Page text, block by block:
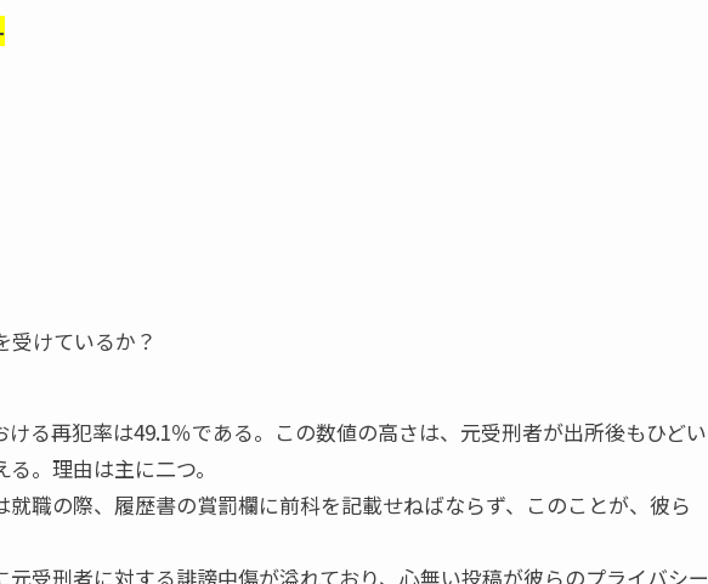
受けているか？
る再犯率は49.1％である。この数値の高さは、元受刑者が出所後もひどい
。理由は主に二つ。
職の際、履歴書の賞罰欄に前科を記載せねばならず、このことが、彼ら
受刑者に対する誹謗中傷が溢れており、心無い投稿が彼らのプライバシー